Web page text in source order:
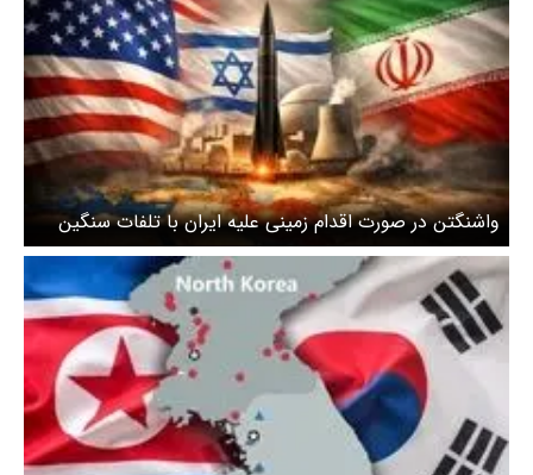
واشنگتن در صورت اقدام زمینی علیه ایران با تلفات سنگین
روبرو خواهد شد